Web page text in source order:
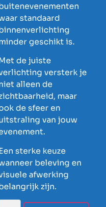
standaard
geschikt is.
de juiste
versterk je
alleen de
maar
de sfeer en
van jouw
sterke keuze
beleving en
afwerking
zijn.